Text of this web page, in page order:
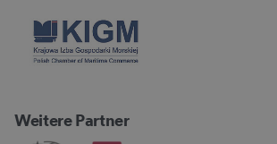
Weitere Partner